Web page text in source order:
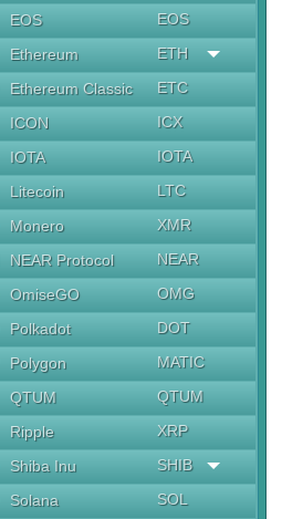
EOS
EOS
Ethereum
ETH
Ethereum Classic
ETC
ICON
ICX
IOTA
IOTA
Litecoin
LTC
Monero
XMR
NEAR Protocol
NEAR
OmiseGO
OMG
Polkadot
DOT
Polygon
MATIC
QTUM
QTUM
Ripple
XRP
Shiba Inu
SHIB
Solana
SOL